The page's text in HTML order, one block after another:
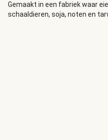
Gemaakt in een fabriek waar
schaaldieren, soja, noten en